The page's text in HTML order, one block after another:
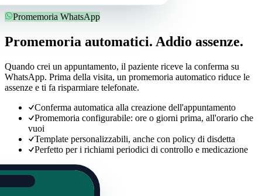
Promemoria WhatsApp
Promemoria automatici. Addio assenze.
Quando crei un appuntamento, il paziente riceve la conferma su
WhatsApp. Prima della visita, un promemoria automatico riduce le
assenze e ti fa risparmiare telefonate.
Conferma automatica alla creazione dell'appuntamento
Promemoria configurabile: ore o giorni prima, all'orario che
vuoi
Template personalizzabili, anche con policy di disdetta
Perfetto per i richiami periodici di controllo e medicazione